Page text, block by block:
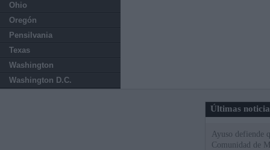
Ohio
Oregón
Pensilvania
Texas
Washington
Washington D.C.
Últimas
Ayuso defiende
Comunidad de